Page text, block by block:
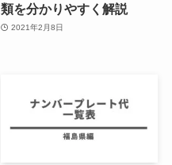
類を分かりやすく解説
2021年2月8日